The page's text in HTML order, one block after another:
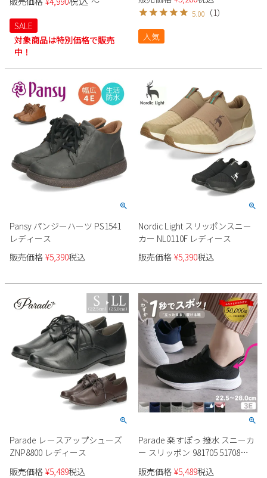
SALE
対象商品は特別価格で販売
中！
5.00 （1）
人気
Pansy パンジーハーツ PS1541
レディース
販売価格 ¥5,390税込
Nordic Light スリッポンスニー
カー NL0110F レディース
販売価格 ¥5,390税込
Parade レースアップシューズ
ZNP8800 レディース
販売価格 ¥5,489税込
Parade 楽すぽっ 撥水 スニーカ
ー スリッポン 981705 51708
51711 ユニセックス
販売価格 ¥5,489税込